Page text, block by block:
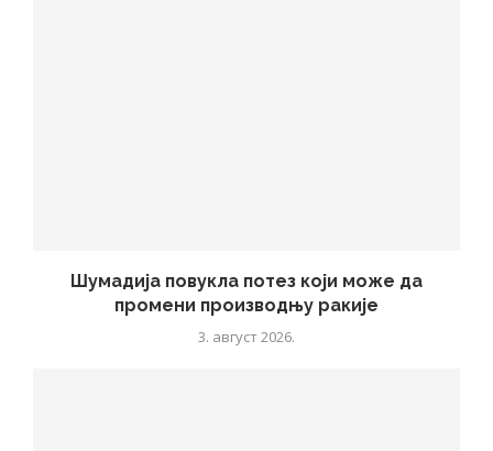
Шумадија повукла потез који може да
промени производњу ракије
3. август 2026.